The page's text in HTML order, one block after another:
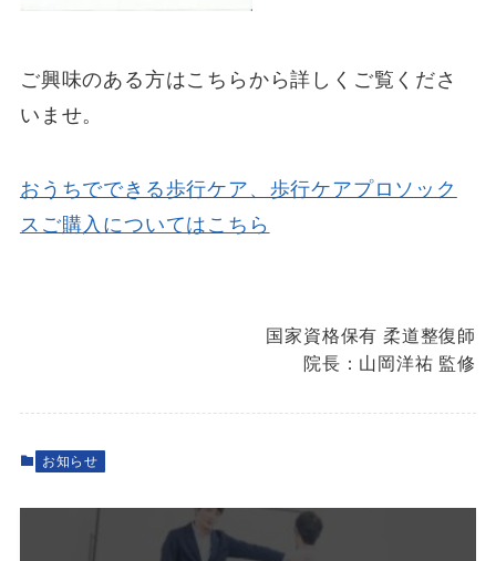
ご興味のある方はこちらから詳しくご覧くださ
いませ。
おうちでできる歩行ケア、歩行ケアプロソック
スご購入についてはこちら
国家資格保有 柔道整復師
院長：山岡洋祐 監修
お知らせ